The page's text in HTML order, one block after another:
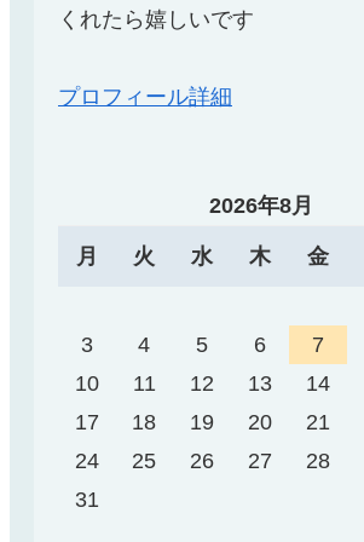
くれたら嬉しいです
プロフィール詳細
2026年8月
月 火 水 木 金
3
4 5 6 7
10
11 12 13 14
17
18 19 20 21
24
25 26 27 28
31